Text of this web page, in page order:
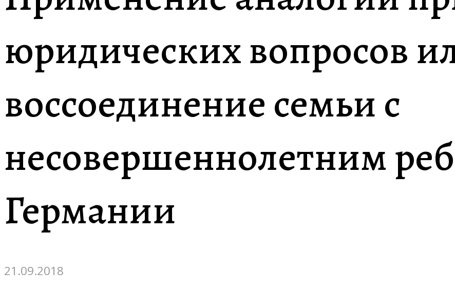
юридических вопросов
воссоединение семьи с
несовершеннолетним
Германии
21.09.2018